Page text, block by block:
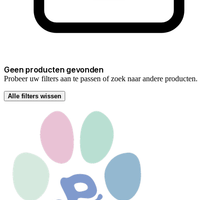
Geen producten gevonden
Probeer uw filters aan te passen of zoek naar andere producten.
Alle filters wissen